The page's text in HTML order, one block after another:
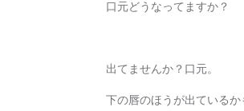
口元どうなってますか？
出てませんか？口元。
下の唇のほうが出ているか